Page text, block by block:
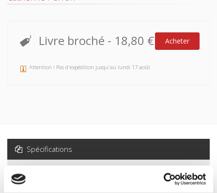
Livre broché - 18,80 € Acheter
Attention ! Pas d'expédition jusqu'au lundi 17 août
Spécifications